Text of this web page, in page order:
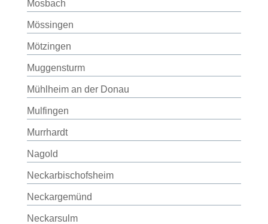
Mosbach
Mössingen
Mötzingen
Muggensturm
Mühlheim an der Donau
Mulfingen
Murrhardt
Nagold
Neckarbischofsheim
Neckargemünd
Neckarsulm